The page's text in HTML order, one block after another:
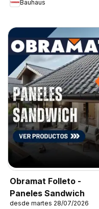
Bauhaus
Obramat Folleto -
Paneles Sandwich
desde martes 28/07/2026